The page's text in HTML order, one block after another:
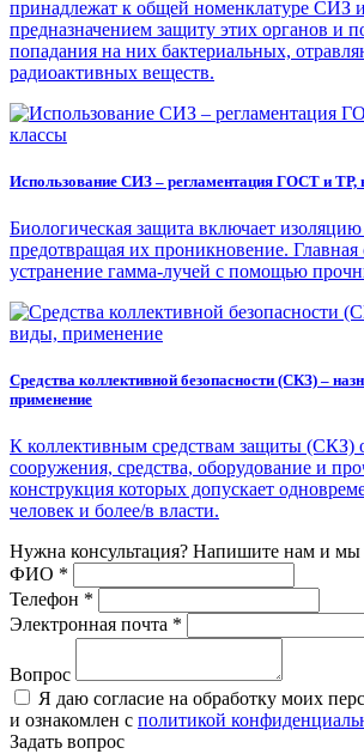
принадлежат к общей номенклатуре СИЗ
предназначением защиту этих органов и
попадания на них бактериальных,
радиоактивных веществ.
Использование СИЗ – регламентация ГОСТ и
Биологическая защита включает
предотвращая их проникновение. Главная
устранение гамма-лучей с помощью
Средства коллективной безопасности (СКЗ) –
применение
К коллективным средствам защиты (СКЗ)
сооружения, средства, оборудование и
конструкция которых допускает
человек и более/в власти.
Нужна консультация? Напишите нам и мы
ФИО *
Телефон *
Электронная почта *
Вопрос
Я даю согласие на обработку моих
и ознакомлен с политикой
Задать вопрос